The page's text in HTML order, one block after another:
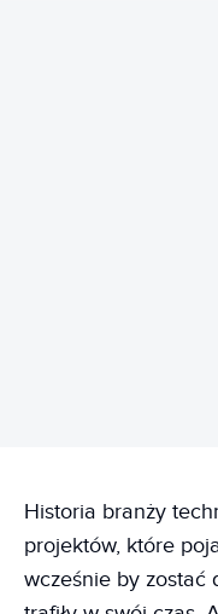
Historia branży
projektów, które
wcześnie by zostać